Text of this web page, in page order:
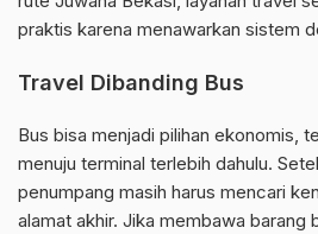
praktis karena menawarkan sistem
Travel Dibanding Bus
Bus bisa menjadi pilihan ekonomis,
menuju terminal terlebih dahulu.
penumpang masih harus mencari
alamat akhir. Jika membawa barang